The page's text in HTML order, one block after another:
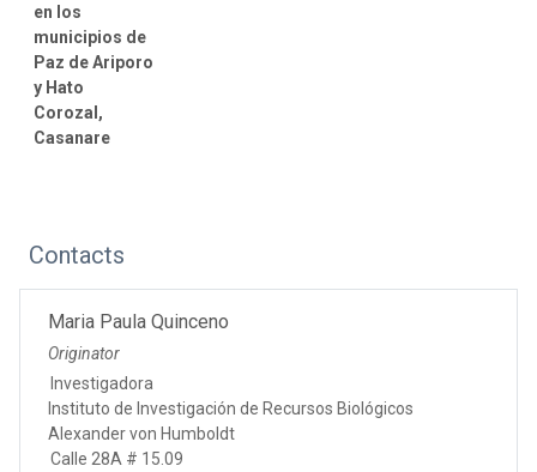
en los
municipios de
Paz de Ariporo
y Hato
Corozal,
Casanare
Contacts
Maria Paula Quinceno
Originator
Investigadora
Instituto de Investigación de Recursos Biológicos
Alexander von Humboldt
Calle 28A # 15.09